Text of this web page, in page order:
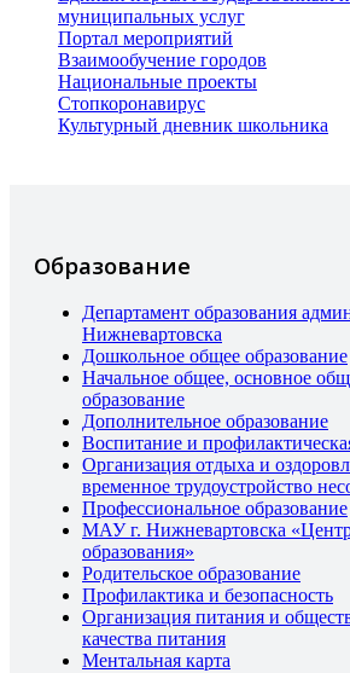
муниципальных услуг
Портал мероприятий
Взаимообучение городов
Национальные проекты
Стопкоронавирус
Культурный дневник школьника
Образование
Департамент образования
Нижневартовска
Дошкольное общее образование
Начальное общее, основное
образование
Дополнительное образование
Воспитание и
Организация отдыха и
временное трудоустройство
Профессиональное образование
МАУ г. Нижневартовска «Центр
образования»
Родительское образование
Профилактика и безопасность
Организация питания и
качества питания
Ментальная карта